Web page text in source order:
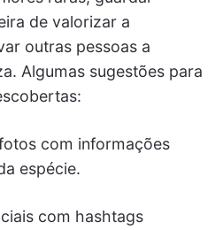
de valorizar a
outras pessoas a
Algumas sugestões para
com informações
espécie.
com hashtags